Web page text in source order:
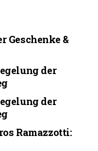
Geschenke &
der
der
Ramazzotti: